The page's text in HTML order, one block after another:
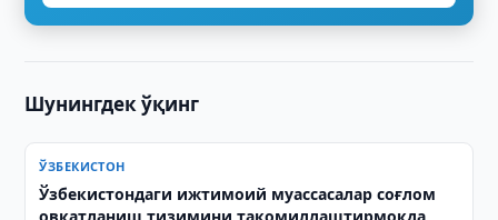
Шунингдек ўқинг
ЎЗБЕКИСТОН
Ўзбекистондаги ижтимоий муассасалар соғлом